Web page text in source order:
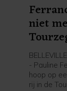
niet
- Pauline
hoop op
rij in de